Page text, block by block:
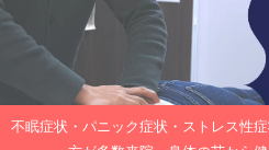
不眠症状・パニック症状・ストレス性